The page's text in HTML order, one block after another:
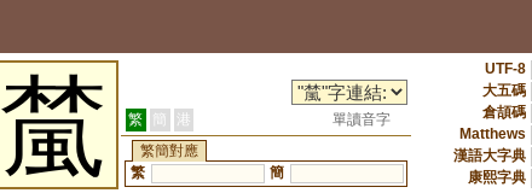
檒 繁 簡 港
單讀音字
繁簡對應
繁
簡
UTF-8
大五碼
倉頡碼
Matthews
漢語大字典
康熙字典